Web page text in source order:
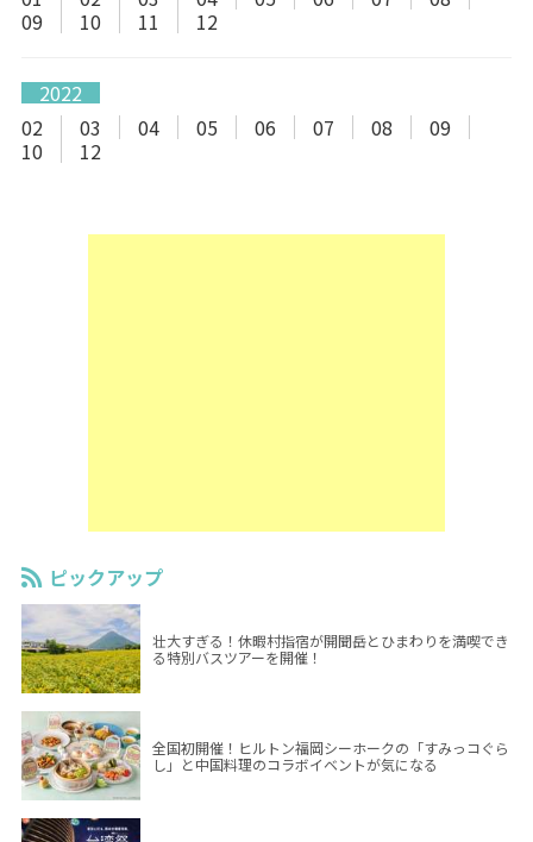
09
10 11 12
2022
02
03 04 05 06 07 08
09
10
12
ピックアップ
壮大すぎる！休暇村指宿が開聞岳とひまわりを満喫でき
る特別バスツアーを開催！
全国初開催！ヒルトン福岡シーホークの「すみっコぐら
し」と中国料理のコラボイベントが気になる